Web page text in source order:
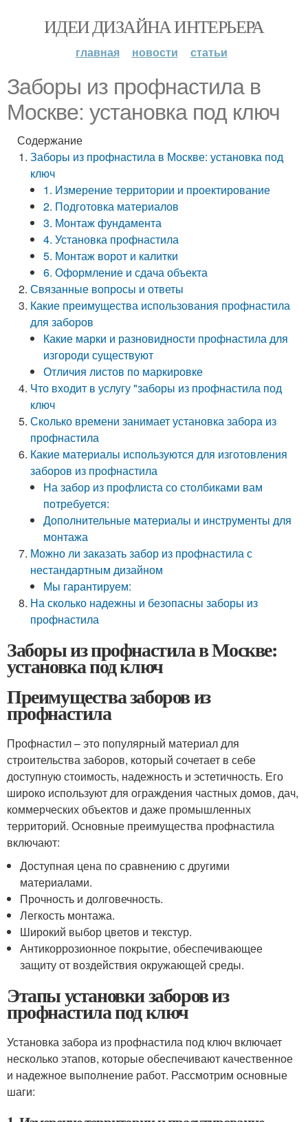
ИДЕИ ДИЗАЙНА ИНТЕРЬЕРА
главная новости статьи
Заборы из профнастила в
Москве: установка под ключ
Содержание
Заборы из профнастила в Москве: установка под
ключ
1. Измерение территории и проектирование
2. Подготовка материалов
3. Монтаж фундамента
4. Установка профнастила
5. Монтаж ворот и калитки
6. Оформление и сдача объекта
Связанные вопросы и ответы
Какие преимущества использования профнастила
для заборов
Какие марки и разновидности профнастила для
изгороди существуют
Отличия листов по маркировке
Что входит в услугу "заборы из профнастила под
ключ
Сколько времени занимает установка забора из
профнастила
Какие материалы используются для изготовления
заборов из профнастила
На забор из профлиста со столбиками вам
потребуется:
Дополнительные материалы и инструменты для
монтажа
Можно ли заказать забор из профнастила с
нестандартным дизайном
Мы гарантируем:
На сколько надежны и безопасны заборы из
профнастила
Заборы из профнастила в Москве:
установка под ключ
Преимущества заборов из
профнастила
Профнастил – это популярный материал для
строительства заборов, который сочетает в себе
доступную стоимость, надежность и эстетичность. Его
широко используют для ограждения частных домов, дач,
коммерческих объектов и даже промышленных
территорий. Основные преимущества профнастила
включают:
Доступная цена по сравнению с другими
материалами.
Прочность и долговечность.
Легкость монтажа.
Широкий выбор цветов и текстур.
Антикоррозионное покрытие, обеспечивающее
защиту от воздействия окружающей среды.
Этапы установки заборов из
профнастила под ключ
Установка забора из профнастила под ключ включает
несколько этапов, которые обеспечивают качественное
и надежное выполнение работ. Рассмотрим основные
шаги: